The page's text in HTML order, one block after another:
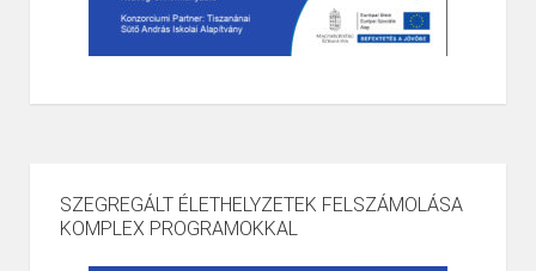
SZEGREGÁLT ÉLETHELYZETEK FELSZÁMOLÁSA
KOMPLEX PROGRAMOKKAL